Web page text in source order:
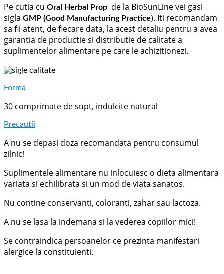
Pe cutia cu Oral Herbal Prop de la BioSunLine vei gasi
sigla GMP (Good Manufacturing Practice). Iti recomandam
sa fii atent, de fiecare data, la acest detaliu pentru a avea
garantia de productie si distributie de calitate a
suplimentelor alimentare pe care le achizitionezi.
Forma
30 comprimate de supt, indulcite natural
Precautii
A nu se depasi doza recomandata pentru consumul
zilnic!
Suplimentele alimentare nu inlocuiesc o dieta alimentara
variata si echilibrata si un mod de viata sanatos.
Nu contine conservanti, coloranti, zahar sau lactoza.
A nu se lasa la indemana si la vederea copiilor mici!
Se contraindica persoanelor ce prezinta manifestari
alergice la constituienti.